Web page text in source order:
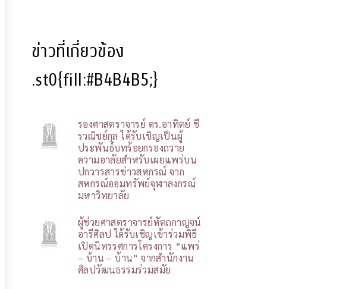
ข่าวที่เกี่ยวข้อง
.st0{fill:#B4B4B5;}
รองศาสตราจารย์ ดร.อาทิตย์ ชี
รวณิชย์กุล ได้รับเชิญเป็นผู้
ประพันธ์บทร้อยกรองถวาย
ความอาลัยสำหรับเผยแพร่บน
ปกวารสารข่าวสหกรณ์ จาก
สหกรณ์ออมทรัพย์จุฬาลงกรณ์
มหาวิทยาลัย
ผู้ช่วยศาสตราจารย์หัตถกาญจน์
อารีศิลป ได้รับเชิญเข้าร่วมพิธี
เปิดนิทรรศการโครงการ “แพร่
– บ้าน – บ้าน” จากสำนักงาน
ศิลปวัฒนธรรมร่วมสมัย